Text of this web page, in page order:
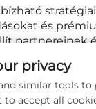
és
partnereinek
privacy
similar tools to
accept all